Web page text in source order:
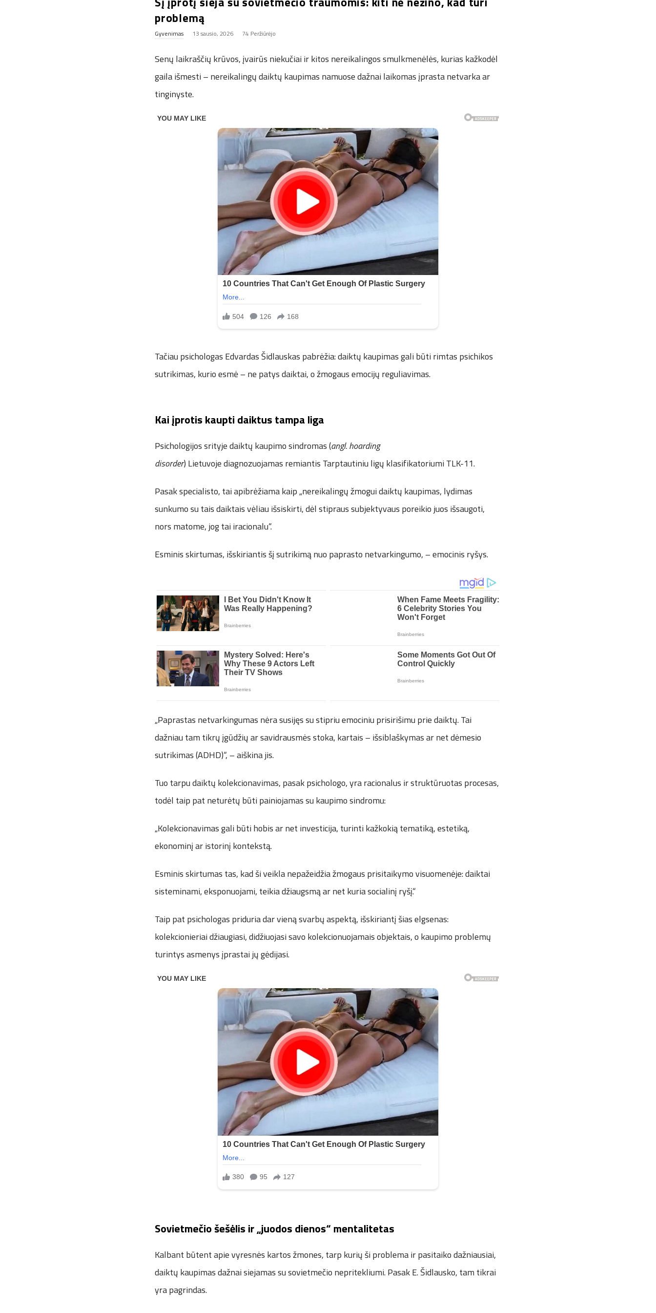
problemą
Gyvenimas 13 sausio, 2026 74 Peržiūrėjo
Senų laikraščių krūvos, įvairūs niekučiai ir kitos nereikalingos smulkmenėlės, kurias kažkodėl
gaila išmesti – nereikalingų daiktų kaupimas namuose dažnai laikomas įprasta netvarka ar
tinginyste.
Tačiau psichologas Edvardas Šidlauskas pabrėžia: daiktų kaupimas gali būti rimtas psichikos
sutrikimas, kurio esmė – ne patys daiktai, o žmogaus emocijų reguliavimas.
Kai įprotis kaupti daiktus tampa liga
Psichologijos srityje daiktų kaupimo sindromas (angl. hoarding
disorder) Lietuvoje diagnozuojamas remiantis Tarptautiniu ligų klasifikatoriumi TLK-11.
Pasak specialisto, tai apibrėžiama kaip „nereikalingų žmogui daiktų kaupimas, lydimas
sunkumo su tais daiktais vėliau išsiskirti, dėl stipraus subjektyvaus poreikio juos išsaugoti,
nors matome, jog tai iracionalu“.
Esminis skirtumas, išskiriantis šį sutrikimą nuo paprasto netvarkingumo, – emocinis ryšys.
„Paprastas netvarkingumas nėra susijęs su stipriu emociniu prisirišimu prie daiktų. Tai
dažniau tam tikrų įgūdžių ar savidrausmės stoka, kartais – išsiblaškymas ar net dėmesio
sutrikimas (ADHD)“, – aiškina jis.
Tuo tarpu daiktų kolekcionavimas, pasak psichologo, yra racionalus ir struktūruotas procesas,
todėl taip pat neturėtų būti painiojamas su kaupimo sindromu:
„Kolekcionavimas gali būti hobis ar net investicija, turinti kažkokią tematiką, estetiką,
ekonominį ar istorinį kontekstą.
Esminis skirtumas tas, kad ši veikla nepažeidžia žmogaus prisitaikymo visuomenėje: daiktai
sisteminami, eksponuojami, teikia džiaugsmą ar net kuria socialinį ryšį.“
Taip pat psichologas priduria dar vieną svarbų aspektą, išskiriantį šias elgsenas:
kolekcionieriai džiaugiasi, didžiuojasi savo kolekcionuojamais objektais, o kaupimo problemų
turintys asmenys įprastai jų gėdijasi.
Sovietmečio šešėlis ir „juodos dienos“ mentalitetas
Kalbant būtent apie vyresnės kartos žmones, tarp kurių ši problema ir pasitaiko dažniausiai,
daiktų kaupimas dažnai siejamas su sovietmečio nepritekliumi. Pasak E. Šidlausko, tam tikrai
yra pagrindas.